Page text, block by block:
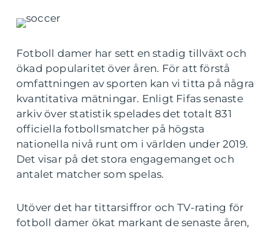
Fotboll damer har sett en stadig tillväxt och
ökad popularitet över åren. För att förstå
omfattningen av sporten kan vi titta på några
kvantitativa mätningar. Enligt Fifas senaste
arkiv över statistik spelades det totalt 831
officiella fotbollsmatcher på högsta
nationella nivå runt om i världen under 2019.
Det visar på det stora engagemanget och
antalet matcher som spelas.
Utöver det har tittarsiffror och TV-rating för
fotboll damer ökat markant de senaste åren,